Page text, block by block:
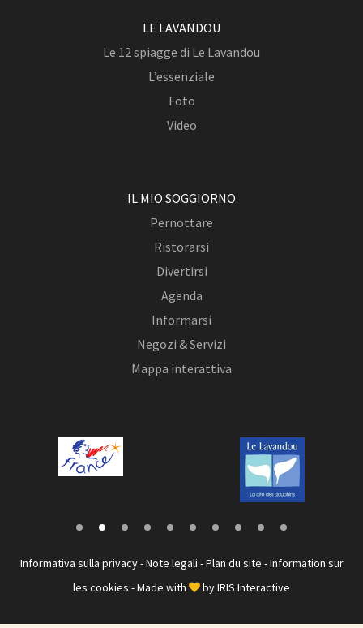
LE LAVANDOU
Le 12 spiagge di Le Lavandou
L’essenziale
Foto
Video
IL MIO SOGGIORNO
Pernottare
Ristorarsi
Divertirsi
Agenda
Informarsi
Negozi & Servizi
Mappa interattiva
Informativa sulla privacy-Note legali -Plan du site -Information sur
les cookies - Made with byIRIS Interactive